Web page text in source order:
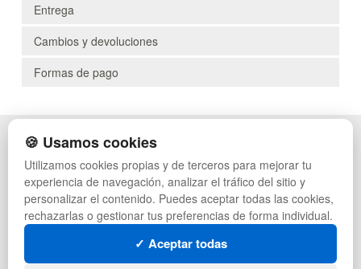
Entrega
Cambios y devoluciones
Formas de pago
POLÍTICA DE PRIVACIDAD
CONDICIONES DE USO
CAMBIOS Y DEVOLUCIONES
CONTACTO
QUIENES SOMOS
MAPA WEB
PREGUNTAS FRECUENTES
PALETS DE PLÁSTICO
MANUTENCIÓN
GESTIÓN DE RESIDUOS
PALETS
CONTENEDORES DE PLÁSTICO
LIQUIDACIÓN Y SOBRANTES
🍪 Usamos cookies
Utilizamos cookies propias y de terceros para mejorar tu
experiencia de navegación, analizar el tráfico del sitio y
personalizar el contenido. Puedes aceptar todas las cookies,
rechazarlas o gestionar tus preferencias de forma individual.
✓ Aceptar todas